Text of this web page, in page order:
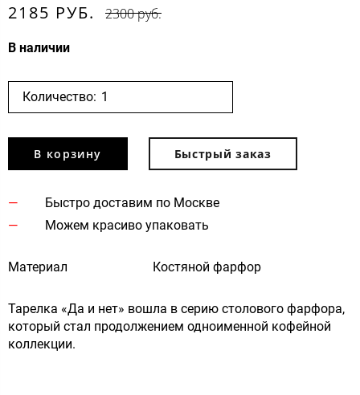
2185 РУБ. 2300 руб.
В наличии
Количество:
В корзину Быстрый заказ
Быстро доставим по Москве
Можем красиво упаковать
Материал Костяной фарфор
Тарелка «Да и нет» вошла в серию столового фарфора,
который стал продолжением одноименной кофейной
коллекции.